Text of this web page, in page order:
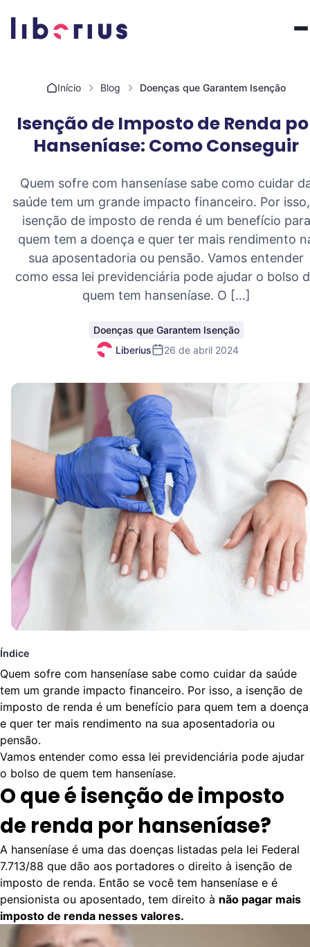
Início Blog Doenças que Garantem Isenção
Isenção de Imposto de Renda
Hanseníase: Como Conseguir
Quem sofre com hanseníase sabe como cuidar
saúde tem um grande impacto financeiro. Por
isenção de imposto de renda é um benefício para
quem tem a doença e quer ter mais rendimento
sua aposentadoria ou pensão. Vamos entender
como essa lei previdenciária pode ajudar o bolso
quem tem hanseníase. O […]
Doenças que Garantem Isenção
Liberius
26 de abril 2024
Índice
Quem sofre com hanseníase sabe como cuidar da saúde
tem um grande impacto financeiro. Por isso, a isenção de
imposto de renda é um benefício para quem tem a doença
e quer ter mais rendimento na sua aposentadoria ou
pensão.
Vamos entender como essa lei previdenciária pode ajudar
o bolso de quem tem hanseníase.
O que é isenção de imposto
de renda por hanseníase?
A hanseníase é uma das doenças listadas pela lei Federal
7.713/88 que dão aos portadores o direito à isenção de
imposto de renda. Então se você tem hanseníase e é
pensionista ou aposentado, tem direito à não pagar mais
imposto de renda nesses valores.